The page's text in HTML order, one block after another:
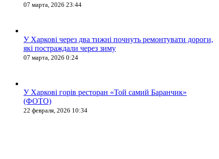
07 марта, 2026 23:44
У Харкові через два тижні почнуть ремонтувати дороги,
які постраждали через зиму
07 марта, 2026 0:24
У Харкові горів ресторан «Той самий Баранчик»
(ФОТО)
22 февраля, 2026 10:34